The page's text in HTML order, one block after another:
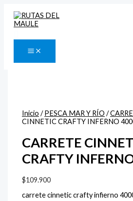
contenido
Inicio /PESCA MAR Y RÍO /
CINNETIC CRAFTY INFERNO
CARRETE
CRAFTY
$109.900
carrete cinnetic crafty infierno